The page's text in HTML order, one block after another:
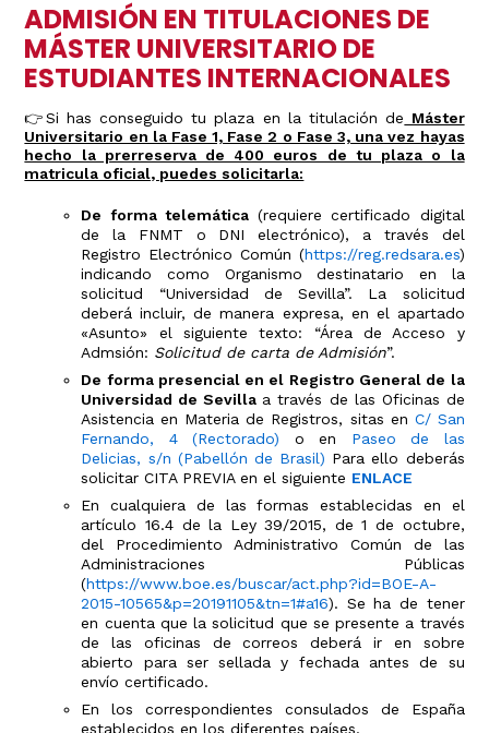
ADMISIÓN EN TITULACIONES DE
MÁSTER UNIVERSITARIO DE
ESTUDIANTES INTERNACIONALES
👉Si has conseguido tu plaza en la titulación de Máster
Universitario en la Fase 1, Fase 2 o Fase 3, una vez hayas
hecho la prerreserva de 400 euros de tu plaza o la
matricula oficial, puedes solicitarla:
De forma telemática(requiere certificado digital
de la FNMT o DNI electrónico), a través del
Registro Electrónico Común (https://reg.redsara.es)
indicando como Organismo destinatario en la
solicitud “Universidad de Sevilla”. La solicitud
deberá incluir, de manera expresa, en el apartado
«Asunto» el siguiente texto: “Área de Acceso y
Admsión: Solicitud de carta de Admisión”.
De forma presencial en el Registro General de la
Universidad de Sevilla a través de las Oficinas de
Asistencia en Materia de Registros, sitas en C/ San
Fernando, 4 (Rectorado) o en Paseo de las
Delicias, s/n (Pabellón de Brasil) Para ello deberás
solicitar CITA PREVIA en el siguiente ENLACE
En cualquiera de las formas establecidas en el
artículo 16.4 de la Ley 39/2015, de 1 de octubre,
del Procedimiento Administrativo Común de las
Administraciones Públicas
(https://www.boe.es/buscar/act.php?id=BOE-A-
2015-10565&p=20191105&tn=1#a16). Se ha de tener
en cuenta que la solicitud que se presente a través
de las oficinas de correos deberá ir en sobre
abierto para ser sellada y fechada antes de su
envío certificado.
En los correspondientes consulados de España
establecidos en los diferentes países.